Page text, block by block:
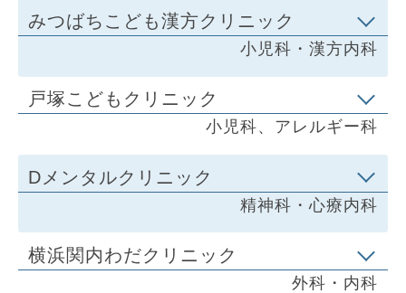
みつばちこども漢方クリニック
小児科・漢方内科
戸塚こどもクリニック
小児科、アレルギー科
Dメンタルクリニック
精神科・心療内科
横浜関内わだクリニック
外科・内科